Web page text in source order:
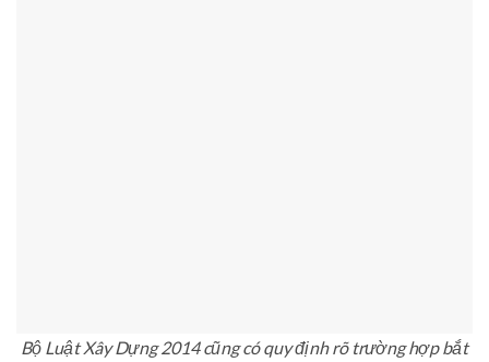
Bộ Luật Xây Dựng 2014 cũng có quy định rõ trường hợp bắt